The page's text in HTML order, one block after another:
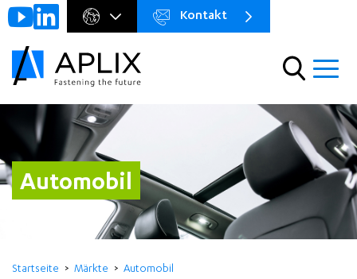
Go to
main
Menu
Menu
preheader
Kontakt
Automobil
Startseite Märkte Automobil